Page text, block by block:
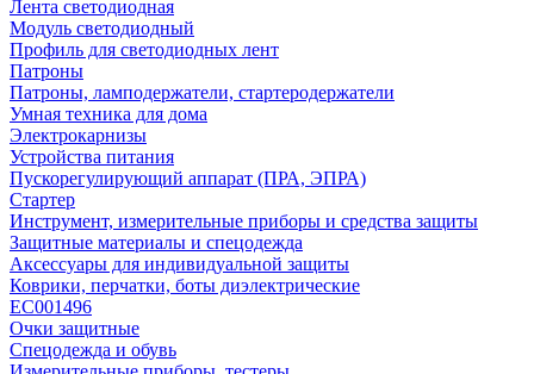
Лента светодиодная
Модуль светодиодный
Профиль для светодиодных лент
Патроны
Патроны, ламподержатели, стартеродержатели
Умная техника для дома
Электрокарнизы
Устройства питания
Пускорегулирующий аппарат (ПРА, ЭПРА)
Стартер
Инструмент, измерительные приборы и средства защиты
Защитные материалы и спецодежда
Аксессуары для индивидуальной защиты
Коврики, перчатки, боты диэлектрические
EC001496
Очки защитные
Спецодежда и обувь